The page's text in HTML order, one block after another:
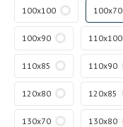
100x100 100x70
100x90 110x100
110x85 110x90
120x80 120x85
130x70 130x80